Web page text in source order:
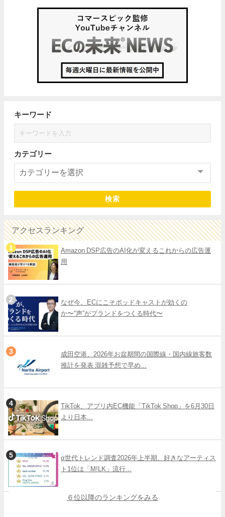
キーワード
カテゴリー
検索
アクセスランキング
Amazon DSP広告のAI化が変えるこれからの広告運
用
なぜ今、ECにこそポッドキャストが効くの
か〜“声”がブランドをつくる時代〜
成田空港、2026年お盆期間の国際線・国内線旅客数
推計を発表 混雑予想で早め...
TikTok、アプリ内EC機能「TikTok Shop」を6月30日
より日本...
α世代トレンド調査2026年上半期、好きなアーティス
ト1位は「M!LK」流行...
６位以降のランキングをみる